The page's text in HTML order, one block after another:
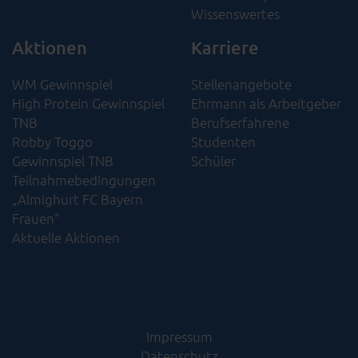
Aktionen
WM Gewinnspiel
High Protein Gewinnspiel
TNB
Robby Toggo
Gewinnspiel TNB
Teilnahmebedingungen
„Almighurt FC Bayern
Frauen“
Aktuelle Aktionen
Wissenswertes
Karriere
Stellenangebote
Ehrmann als Arbeitgeber
Berufserfahrene
Studenten
Schüler
Impressum